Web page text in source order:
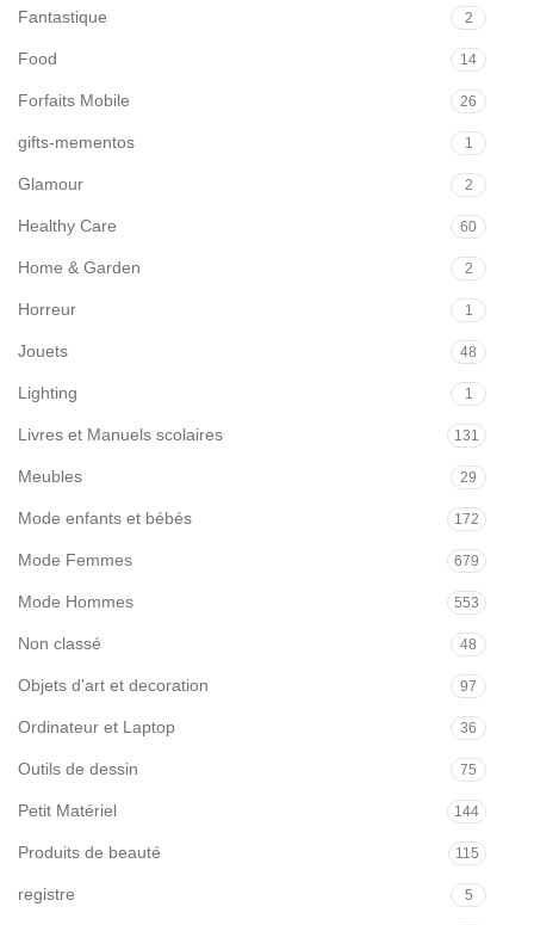
Fantastique 2
Food 14
Forfaits Mobile 26
gifts-mementos 1
Glamour 2
Healthy Care 60
Home & Garden 2
Horreur 1
Jouets 48
Lighting 1
Livres et Manuels scolaires 131
Meubles 29
Mode enfants et bébés 172
Mode Femmes 679
Mode Hommes 553
Non classé 48
Objets d'art et decoration 97
Ordinateur et Laptop 36
Outils de dessin 75
Petit Matériel 144
Produits de beauté 115
registre 5